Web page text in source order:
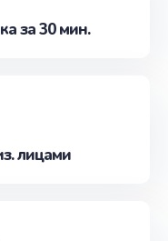
за 30 мин.
лицами